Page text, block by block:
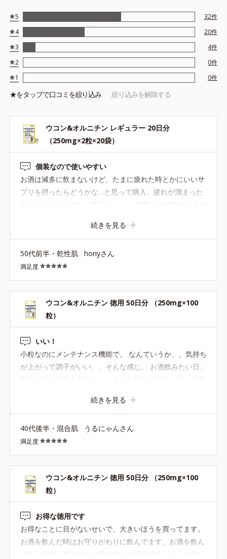
5 32件
4
20件
3
4件
2
0件
1
0件
★をタップで口コミを絞り込み 絞り込みを解除する
ウコン&オルニチン レギュラー 20日分
（250mg×2粒×20袋）
個装なので使いやすい
お酒は滅多に飲まないけど、たまに疲れた時とかにいいサ
プリを摂ったらどうかな…と思って購入。疲れが溜まった
時などにたまに飲むと調子がいい。 個装なので持ち歩きや
すると逆によくないので、毎日とかしょっちゅう飲むのは
止めといた方が良いですよ。 健康食品であってもほどほど
にです。
続きを見る
50代前半・乾性肌 horiyさん
満足度
ウコン&オルニチン 徳用 50日分 （250mg×100
粒）
いい！
小粒なのにメンテナンス機能で。 なんていうか、、気持ち
が上がって調子がいい、、そんな感じ。 お酒飲みたい日、
疲れた日や調子を整えたいときにも飲んでます。少し高価
てるし、飲みやすいし、体調サポートのために、お徳用で
リピートしました！これはお気に入り。
続きを見る
40代後半・混合肌 うるにゃんさん
満足度
ウコン&オルニチン 徳用 50日分 （250mg×100
粒）
お得な徳用です
お得なことに目がないせいで、大きいほうを買ってます。
お酒を飲んだ時はお守りがわりに飲んでます。お酒を飲ん
でない日でも気が向いた時に飲むと調子が良いような気が